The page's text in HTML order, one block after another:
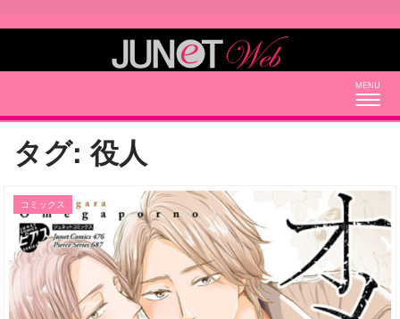
タグ: 役人
コミックス